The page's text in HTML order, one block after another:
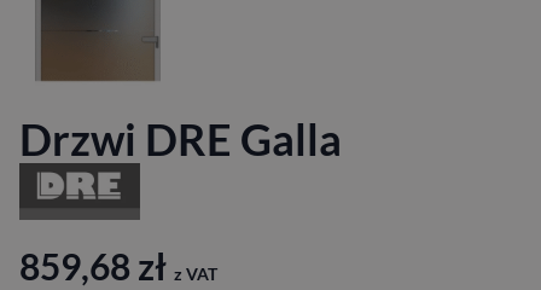
Drzwi DRE Galla
859,68zł z VAT